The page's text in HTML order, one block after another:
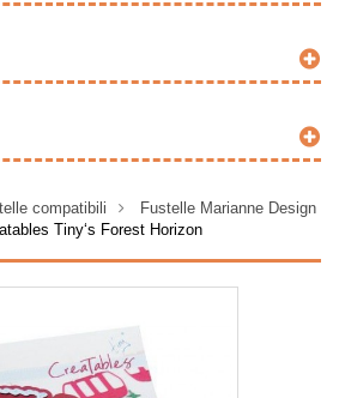
compatibili >
Fustelle Marianne Design
Tiny‘s Forest Horizon